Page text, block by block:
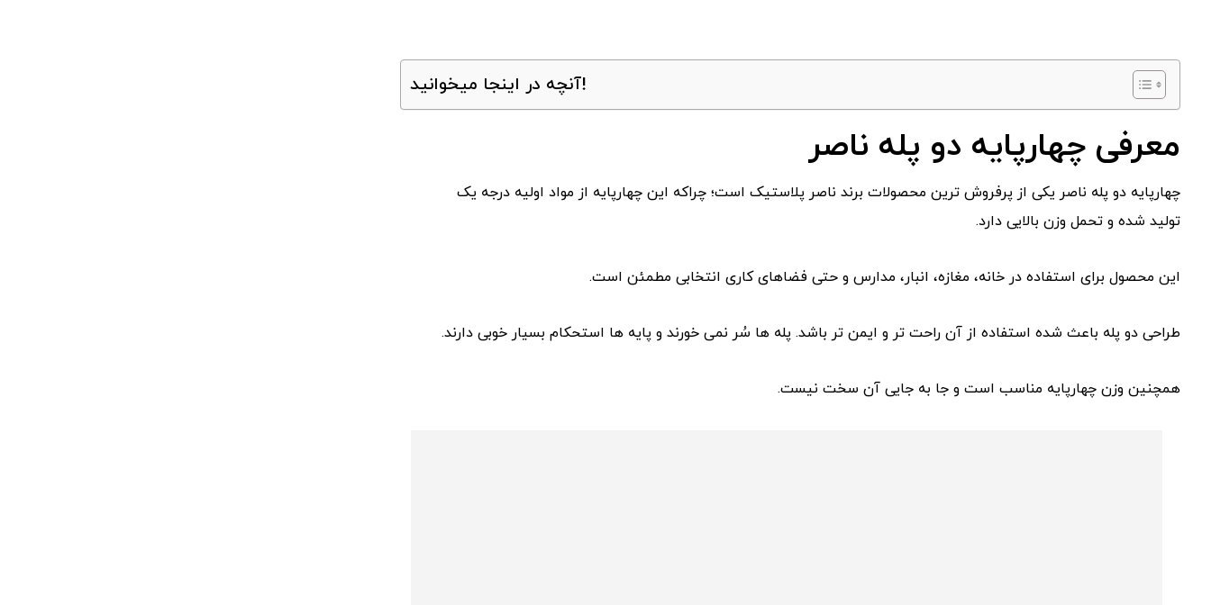
آنچه در اینجا میخوانید!
معرفی چهارپایه دو پله ناصر
چهارپایه دو پله ناصر یکی از پرفروش ‌ترین محصولات برند ناصر پلاستیک است؛ چراکه این چهارپایه از مواد اولیه درجه ‌یک
تولید شده و تحمل وزن بالایی دارد.
این محصول برای استفاده در خانه، مغازه، انبار، مدارس و حتی فضاهای کاری انتخابی مطمئن است.
طراحی دو پله باعث شده استفاده از آن راحت ‌تر و ایمن ‌تر باشد. پله‌ ها سُر نمی ‌خورند و پایه ‌ها استحکام بسیار خوبی دارند.
همچنین وزن چهارپایه مناسب است و جا به‌ جایی آن سخت نیست.